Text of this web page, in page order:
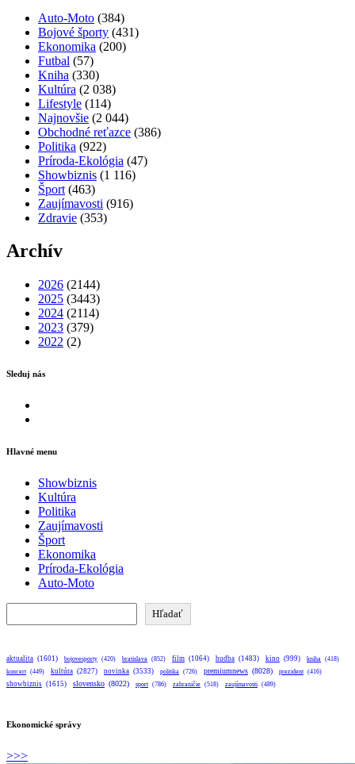
Auto-Moto (384)
Bojové športy (431)
Ekonomika (200)
Futbal (57)
Kniha (330)
Kultúra (2 038)
Lifestyle (114)
Najnovšie (2 044)
Obchodné reťazce (386)
Politika (922)
Príroda-Ekológia (47)
Showbiznis (1 116)
Šport (463)
Zaujímavosti (916)
Zdravie (353)
Archív
2026 (2144)
2025 (3443)
2024 (2114)
2023 (379)
2022 (2)
Sleduj nás
Hlavné menu
Showbiznis
Kultúra
Politika
Zaujímavosti
Šport
Ekonomika
Príroda-Ekológia
Auto-Moto
Hľadať
aktualita (1601) bojovesporty (420) bratislava (852) film (1064) hudba (1483) kino (999) kniha (418)
koncert (449) kultúra (2827) novinka (3533) politika (726) premiumnews (8028) prezident (416)
showbiznis (1615) slovensko (8022) sport (786) zahraničie (518) zaujímavosti (489)
Ekonomické správy
>>>